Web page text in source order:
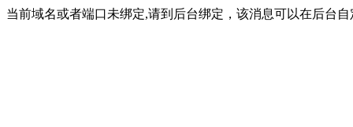
当前域名或者端口未绑定,请到后台绑定，该消息可以在后台自